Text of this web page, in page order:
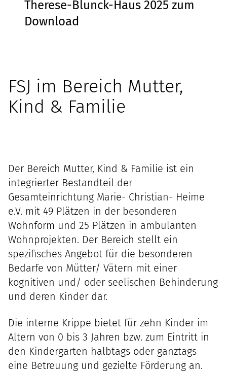
Therese-Blunck-Haus 2025 zum
Download
FSJ im Bereich Mutter,
Kind & Familie
Der Bereich Mutter, Kind & Familie ist ein
integrierter Bestandteil der
Gesamteinrichtung Marie- Christian- Heime
e.V. mit 49 Plätzen in der besonderen
Wohnform und 25 Plätzen in ambulanten
Wohnprojekten. Der Bereich stellt ein
spezifisches Angebot für die besonderen
Bedarfe von Mütter/ Vätern mit einer
kognitiven und/ oder seelischen Behinderung
und deren Kinder dar.
Die interne Krippe bietet für zehn Kinder im
Altern von 0 bis 3 Jahren bzw. zum Eintritt in
den Kindergarten halbtags oder ganztags
eine Betreuung und gezielte Förderung an.